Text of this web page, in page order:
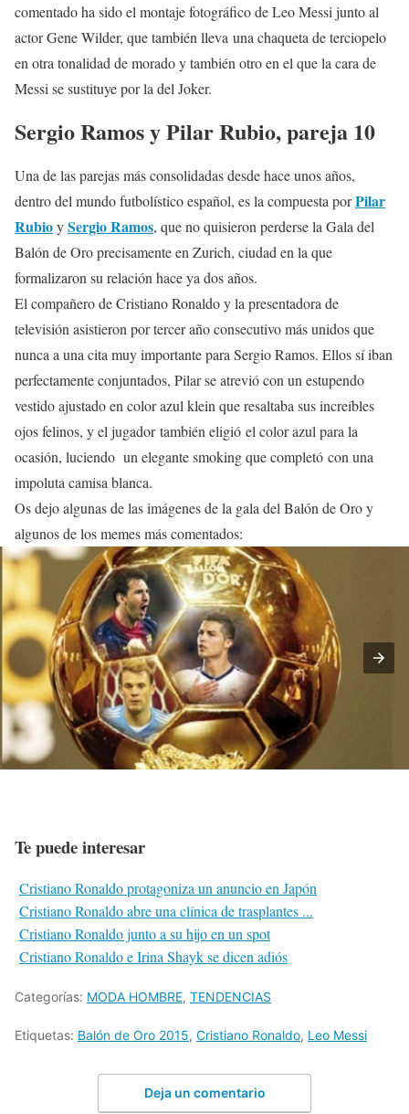
comentado ha sido el montaje fotográfico de Leo Messi junto al
actor Gene Wilder, que también lleva una chaqueta de terciopelo
en otra tonalidad de morado y también otro en el que la cara de
Messi se sustituye por la del Joker.
Sergio Ramos y Pilar Rubio, pareja 10
Una de las parejas más consolidadas desde hace unos años,
dentro del mundo futbolístico español, es la compuesta porPilar
RubioySergio Ramos, que no quisieron perderse la Gala del
Balón de Oro precisamente en Zurich, ciudad en la que
formalizaron su relación hace ya dos años.
El compañero de Cristiano Ronaldo y la presentadora de
televisión asistieron por tercer año consecutivo más unidos que
nunca a una cita muy importante para Sergio Ramos. Ellos sí iban
perfectamente conjuntados, Pilar se atrevió con un estupendo
vestido ajustado en color azul klein que resaltaba sus increíbles
ojos felinos, y el jugador también eligió el color azul para la
ocasión, luciendo un elegante smoking que completó con una
impoluta camisa blanca.
Os dejo algunas de las imágenes de la gala del Balón de Oro y
algunos de los memes más comentados:
Te puede interesar
Cristiano Ronaldo protagoniza un anuncio en Japón
Cristiano Ronaldo abre una clínica de trasplantes ...
Cristiano Ronaldo junto a su hijo en un spot
Cristiano Ronaldo e Irina Shayk se dicen adiós
Categorías: MODA HOMBRE, TENDENCIAS
Etiquetas: Balón de Oro 2015, Cristiano Ronaldo, Leo Messi
Deja un comentario